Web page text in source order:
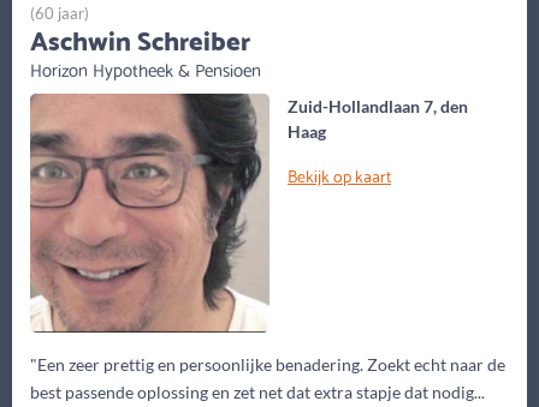
Zuid-Hollandlaan 7, den
Haag
Bekijk op kaart
"Een zeer prettig en persoonlijke benadering. Zoekt echt naar de
best passende oplossing en zet net dat extra stapje dat nodig...
(60 jaar)
Aschwin Schreiber
Horizon Hypotheek & Pensioen